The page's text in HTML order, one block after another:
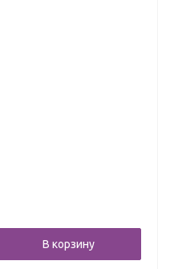
В корзину